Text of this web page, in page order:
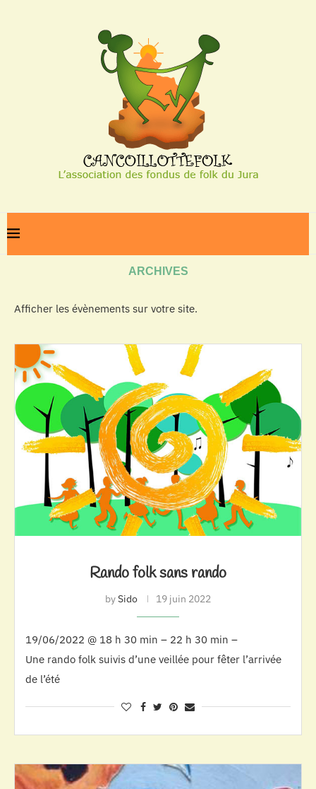
ARCHIVES
Afficher les évènements sur votre site.
Rando folk sans rando
bySido 19 juin 2022
19/06/2022 @ 18 h 30 min – 22 h 30 min –
Une rando folk suivis d’une veillée pour fêter l’arrivée
de l’été